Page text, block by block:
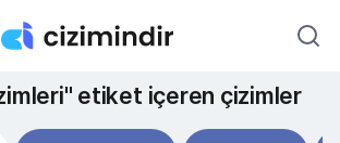
etiket içeren çizimler